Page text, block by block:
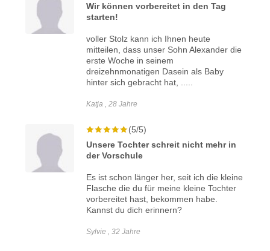
Wir können vorbereitet in den Tag
starten!
voller Stolz kann ich Ihnen heute
mitteilen, dass unser Sohn Alexander die
erste Woche in seinem
dreizehnmonatigen Dasein als Baby
hinter sich gebracht hat, .....
Katja , 28 Jahre
(5/5)
Unsere Tochter schreit nicht mehr in
der Vorschule
Es ist schon länger her, seit ich die kleine
Flasche die du für meine kleine Tochter
vorbereitet hast, bekommen habe.
Kannst du dich erinnern?
Sylvie , 32 Jahre